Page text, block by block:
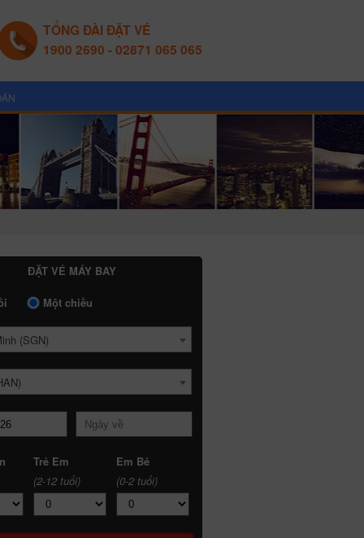
TỔNG ĐÀI ĐẶT VÉ
1900 2690 - 02871 065 065
ĐẶT VÉ MÁY BAY
Một chiều
(SGN)
Trẻ Em
(2-12 tuổi)
Em Bé
(0-2 tuổi)